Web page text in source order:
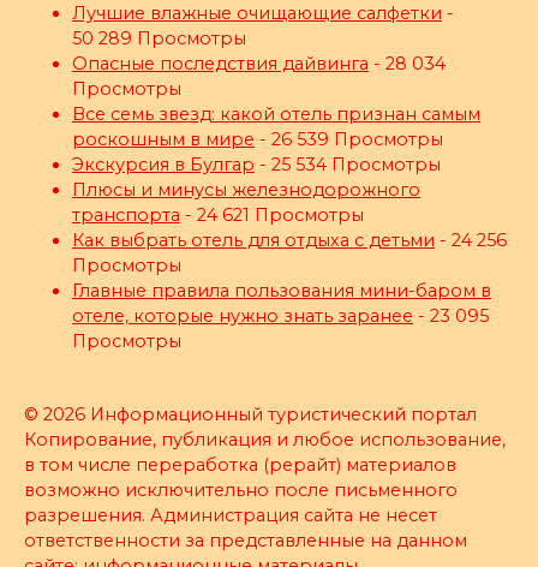
Лучшие влажные очищающие салфетки -
50 289 Просмотры
Опасные последствия дайвинга - 28 034
Просмотры
Все семь звезд: какой отель признан самым
роскошным в мире - 26 539 Просмотры
Экскурсия в Булгар - 25 534 Просмотры
Плюсы и минусы железнодорожного
транспорта - 24 621 Просмотры
Как выбрать отель для отдыха с детьми - 24 256
Просмотры
Главные правила пользования мини-баром в
отеле, которые нужно знать заранее - 23 095
Просмотры
© 2026 Информационный туристический портал
Копирование, публикация и любое использование,
в том числе переработка (рерайт) материалов
возможно исключительно после письменного
разрешения. Администрация сайта не несет
ответственности за представленные на данном